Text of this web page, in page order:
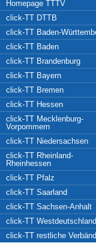
Homepage TTTV
click-TT DTTB
click-TT Baden-
click-TT Baden
click-TT Brandenburg
click-TT Bayern
click-TT Bremen
click-TT Hessen
click-TT Mecklenburg-
Vorpommern
click-TT Niedersachsen
click-TT Rheinland-
Rheinhessen
click-TT Pfalz
click-TT Saarland
click-TT Sachsen-Anhalt
click-TT Westdeutschland
click-TT restliche